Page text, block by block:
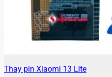
Thay pin Xiaomi 13 Lite